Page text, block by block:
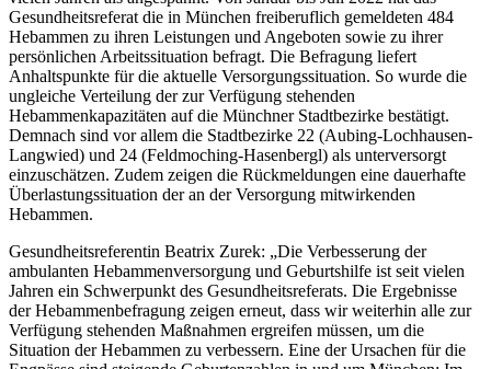
Gesundheitsreferat die in München freiberuflich gemeldeten 484
Hebammen zu ihren Leistungen und Angeboten sowie zu ihrer
persönlichen Arbeitssituation befragt. Die Befragung liefert
Anhaltspunkte für die aktuelle Versorgungssituation. So wurde die
ungleiche Verteilung der zur Verfügung stehenden
Hebammenkapazitäten auf die Münchner Stadtbezirke bestätigt.
Demnach sind vor allem die Stadtbezirke 22 (Aubing-Lochhausen-
Langwied) und 24 (Feldmoching-Hasenbergl) als unterversorgt
einzuschätzen. Zudem zeigen die Rückmeldungen eine dauerhafte
Überlastungssituation der an der Versorgung mitwirkenden
Hebammen.
Gesundheitsreferentin Beatrix Zurek: „Die Verbesserung der
ambulanten Hebammenversorgung und Geburtshilfe ist seit vielen
Jahren ein Schwerpunkt des Gesundheitsreferats. Die Ergebnisse
der Hebammenbefragung zeigen erneut, dass wir weiterhin alle zur
Verfügung stehenden Maßnahmen ergreifen müssen, um die
Situation der Hebammen zu verbessern. Eine der Ursachen für die